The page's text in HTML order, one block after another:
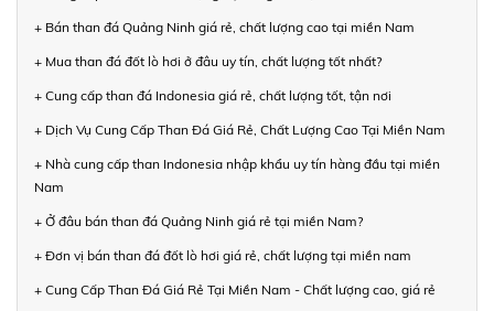
+ Bán than đá Quảng Ninh giá rẻ, chất lượng cao tại miền Nam
+ Mua than đá đốt lò hơi ở đâu uy tín, chất lượng tốt nhất?
+ Cung cấp than đá Indonesia giá rẻ, chất lượng tốt, tận nơi
+ Dịch Vụ Cung Cấp Than Đá Giá Rẻ, Chất Lượng Cao Tại Miền Nam
+ Nhà cung cấp than Indonesia nhập khẩu uy tín hàng đầu tại miền
Nam
+ Ở đâu bán than đá Quảng Ninh giá rẻ tại miền Nam?
+ Đơn vị bán than đá đốt lò hơi giá rẻ, chất lượng tại miền nam
+ Cung Cấp Than Đá Giá Rẻ Tại Miền Nam - Chất lượng cao, giá rẻ